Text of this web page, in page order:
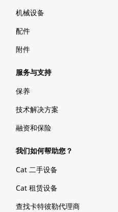
机械设备
配件
附件
服务与支持
保养
技术解决方案
融资和保险
我们如何帮助您？
Cat 二手设备
Cat 租赁设备
查找卡特彼勒代理商